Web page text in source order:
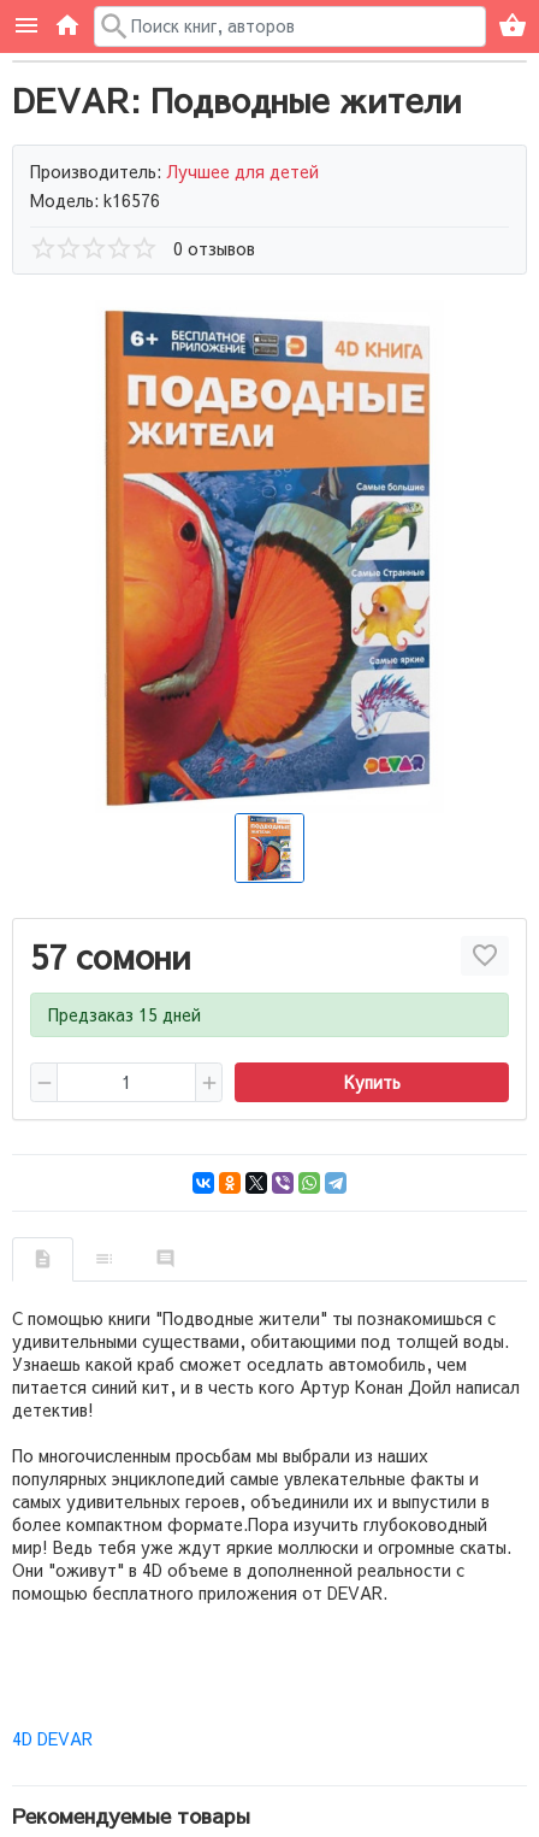
DEVAR: Подводные жители
Производитель: Лучшее для детей
Модель: k16576
0 отзывов
57 сомони
Предзаказ 15 дней
Купить
С помощью книги "Подводные жители" ты познакомишься с
удивительными существами, обитающими под толщей воды.
Узнаешь какой краб сможет оседлать автомобиль, чем
питается синий кит, и в честь кого Артур Конан Дойл написал
детектив!
По многочисленным просьбам мы выбрали из наших
популярных энциклопедий самые увлекательные факты и
самых удивительных героев, объединили их и выпустили в
более компактном формате.Пора изучить глубоководный
мир! Ведь тебя уже ждут яркие моллюски и огромные скаты.
Они "оживут" в 4D объеме в дополненной реальности с
помощью бесплатного приложения от DEVAR.
4D DEVAR
Рекомендуемые товары